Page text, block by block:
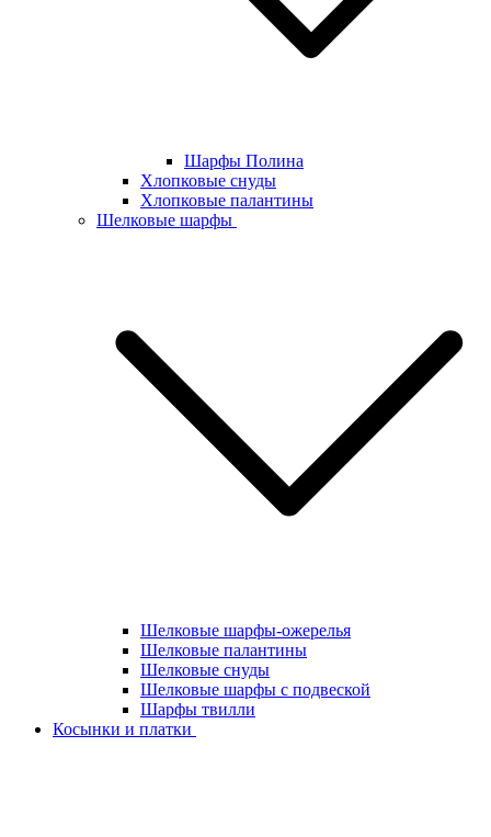
Шарфы Полина
Хлопковые снуды
Хлопковые палантины
Шелковые шарфы
Шелковые шарфы-ожерелья
Шелковые палантины
Шелковые снуды
Шелковые шарфы с подвеской
Шарфы твилли
Косынки и платки